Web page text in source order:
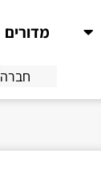
מדורים
חברה